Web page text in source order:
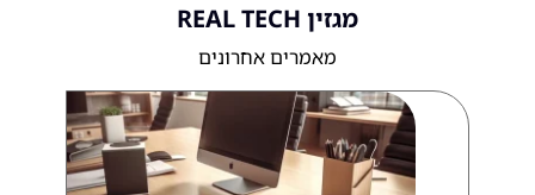
מגזין REAL TECH
מאמרים אחרונים